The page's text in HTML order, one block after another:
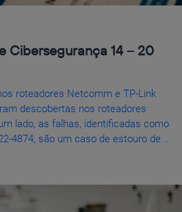
Cibersegurança 14 – 20
roteadores Netcomm e TP-Link
descobertas nos roteadores
lado, as falhas, identificadas como
4874, são um caso de estouro de...